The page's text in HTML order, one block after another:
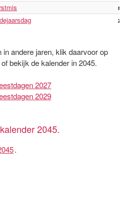
andere jaren, klik daarvoor op
bekijk de kalender in 2045.
2027
2029
2045.
.